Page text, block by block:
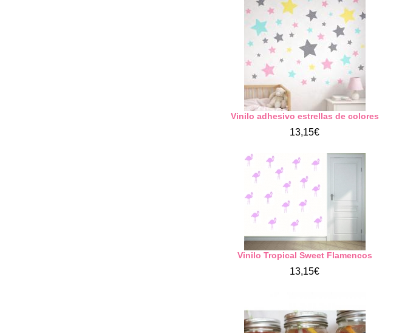
Vinilo adhesivo estrellas de colores
13,15€
Vinilo Tropical Sweet Flamencos
13,15€